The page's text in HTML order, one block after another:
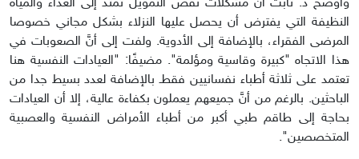
وأوضح د. ثابت أنَّ مشكلات نقص التمويل تمتد إلى الغذاء والمياه
النظيفة التي يفترض أن يحصل عليها النزلاء بشكل مجاني خصوصا
المرضى الفقراء، بالإضافة إلى الأدوية. ولفت إلى أنَّ الصعوبات في
هذا الاتجاه "كبيرة وقاسية ومؤلمة". مضيفًا: "العيادات النفسية هنا
تعتمد على ثلاثة أطباء نفسانيين فقطـ بالإضافة لعدد بسيط جدا من
الباحثين. بالرغم من أنَّ جميعهم يعملون بكفاءة عالية، إلا أن العيادات
بحاجة إلى طاقم طبي أكبر من أطباء الأمراض النفسية والعصبية
المتخصصين".